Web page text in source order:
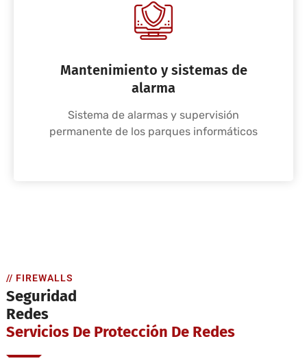
Mantenimiento y sistemas de
alarma
Sistema de alarmas y supervisión
permanente de los parques informáticos
// FIREWALLS
Seguridad
Redes
Servicios De Protección De Redes